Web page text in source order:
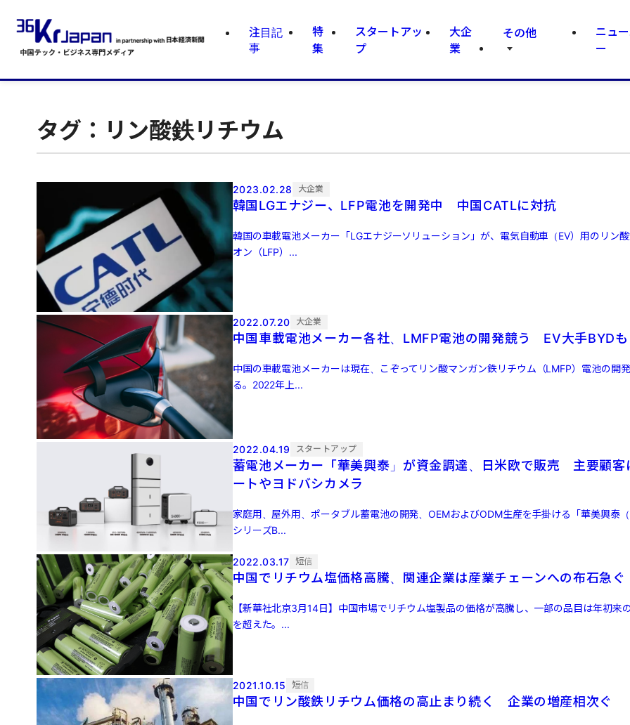
注目記
事
特
集
スタートアッ
プ
大企
業
その他
ニュ
ー
タグ：リン酸鉄リチウム
2023.02.28 大企業
韓国LGエナジー、LFP電池を開発中 中国CATLに対抗
韓国の車載電池メーカー「LGエナジーソリューション」が、電気自動車（EV）用のリン
オン（LFP）...
2022.07.20 大企業
中国車載電池メーカー各社、LMFP電池の開発競う EV大手BYDも
中国の車載電池メーカーは現在、こぞってリン酸マンガン鉄リチウム（LMFP）電池の開
る。2022年上...
2022.04.19 スタートアップ
蓄電池メーカー「華美興泰」が資金調達、日米欧で販売 主要顧客
ートやヨドバシカメラ
家庭用、屋外用、ポータブル蓄電池の開発、OEMおよびODM生産を手掛ける「華美興泰
シリーズB...
2022.03.17 短信
中国でリチウム塩価格高騰、関連企業は産業チェーンへの布石急ぐ
【新華社北京3月14日】中国市場でリチウム塩製品の価格が高騰し、一部の品目は年初来
を超えた。...
2021.10.15 短信
中国でリン酸鉄リチウム価格の高止まり続く 企業の増産相次ぐ